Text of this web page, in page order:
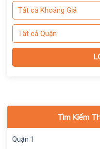
Tìm Kiếm
Quận 1